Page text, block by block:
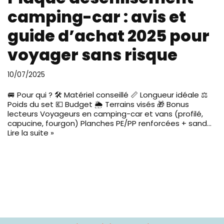
camping-car : avis et
guide d’achat 2025 pour
voyager sans risque
10/07/2025
🚐 Pour qui ? 🛠️ Matériel conseillé 📏 Longueur idéale ⚖️
Poids du set 💶 Budget 🌦️ Terrains visés 🎁 Bonus
lecteurs Voyageurs en camping-car et vans (profilé,
capucine, fourgon) Planches PE/PP renforcées + sand…
Lire la suite »